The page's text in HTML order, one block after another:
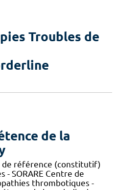
Troubles de
de la
de référence (constitutif)
- SORARE Centre de
thrombotiques -